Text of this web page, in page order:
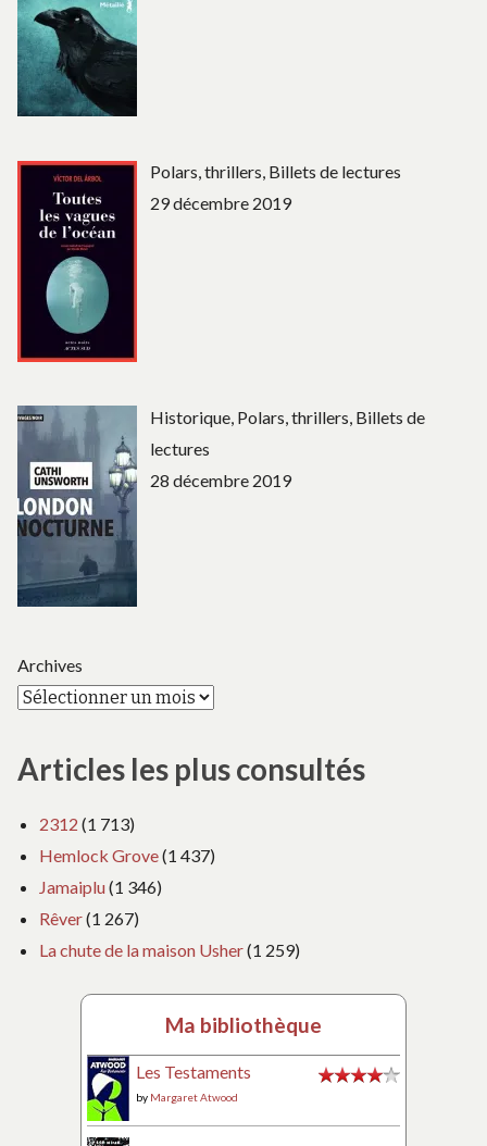
Polars, thrillers, Billets de lectures
29 décembre 2019
Historique, Polars, thrillers, Billets de
lectures
28 décembre 2019
Archives
Articles les plus consultés
2312 (1 713)
Hemlock Grove(1 437)
Jamaiplu(1 346)
Rêver(1 267)
La chute de la maison Usher(1 259)
Ma bibliothèque
Les Testaments
by Margaret Atwood